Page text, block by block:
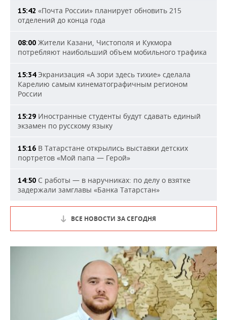
15:42 «Почта России» планирует обновить 215
отделений до конца года
08:00 Жители Казани, Чистополя и Кукмора
потребляют наибольший объем мобильного трафика
15:34Экранизация «А зори здесь тихие» сделала
Карелию самым кинематографичным регионом
России
15:29 Иностранные студенты будут сдавать единый
экзамен по русскому языку
15:16 В Татарстане открылись выставки детских
портретов «Мой папа — Герой»
14:50 С работы — в наручниках: по делу о взятке
задержали замглавы «Банка Татарстан»
ВСЕ НОВОСТИ ЗА СЕГОДНЯ